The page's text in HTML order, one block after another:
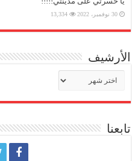
30 نوفمبر، 2022 13,334
الأرشيف
الأرشيف
تابعنا